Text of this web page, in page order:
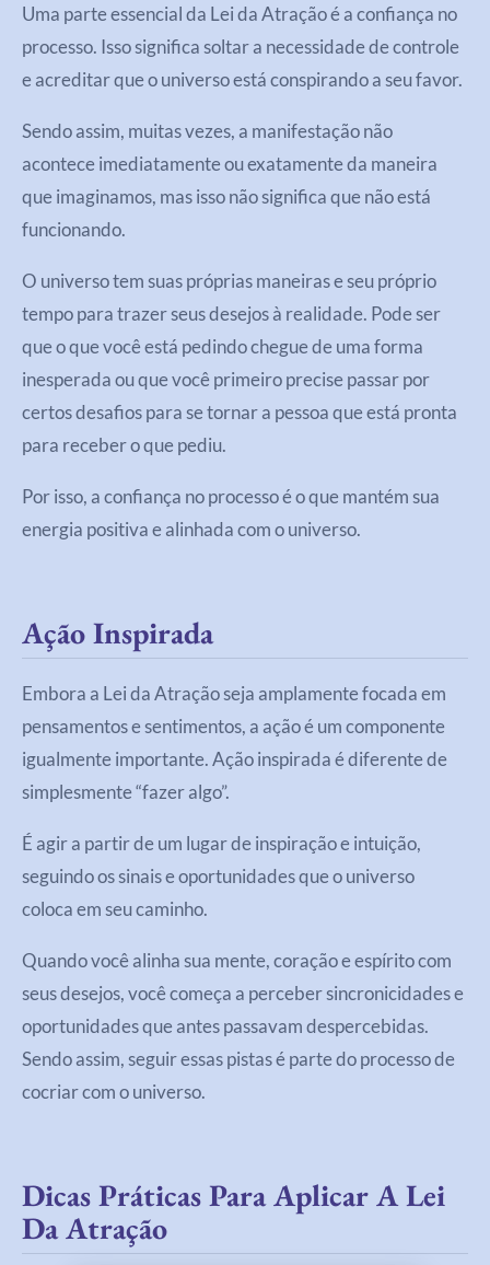
Uma parte essencial da Lei da Atração é a confiança no
processo. Isso significa soltar a necessidade de controle
e acreditar que o universo está conspirando a seu favor.
Sendo assim, muitas vezes, a manifestação não
acontece imediatamente ou exatamente da maneira
que imaginamos, mas isso não significa que não está
funcionando.
O universo tem suas próprias maneiras e seu próprio
tempo para trazer seus desejos à realidade. Pode ser
que o que você está pedindo chegue de uma forma
inesperada ou que você primeiro precise passar por
certos desafios para se tornar a pessoa que está pronta
para receber o que pediu.
Por isso, a confiança no processo é o que mantém sua
energia positiva e alinhada com o universo.
Ação Inspirada
Embora a Lei da Atração seja amplamente focada em
pensamentos e sentimentos, a ação é um componente
igualmente importante. Ação inspirada é diferente de
simplesmente “fazer algo”.
É agir a partir de um lugar de inspiração e intuição,
seguindo os sinais e oportunidades que o universo
coloca em seu caminho.
Quando você alinha sua mente, coração e espírito com
seus desejos, você começa a perceber sincronicidades e
oportunidades que antes passavam despercebidas.
Sendo assim, seguir essas pistas é parte do processo de
cocriar com o universo.
Dicas Práticas Para Aplicar A Lei
Da Atração